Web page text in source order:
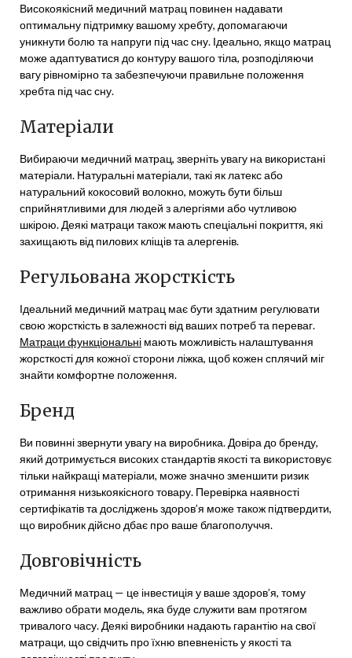
Високоякісний медичний матрац повинен надавати
оптимальну підтримку вашому хребту, допомагаючи
уникнути болю та напруги під час сну. Ідеально, якщо матрац
може адаптуватися до контуру вашого тіла, розподіляючи
вагу рівномірно та забезпечуючи правильне положення
хребта під час сну.
Матеріали
Вибираючи медичний матрац, зверніть увагу на використані
матеріали. Натуральні матеріали, такі як латекс або
натуральний кокосовий волокно, можуть бути більш
сприйнятливими для людей з алергіями або чутливою
шкірою. Деякі матраци також мають спеціальні покриття, які
захищають від пилових кліщів та алергенів.
Регульована жорсткість
Ідеальний медичний матрац має бути здатним регулювати
свою жорсткість в залежності від ваших потреб та переваг.
Матраци функціональні мають можливість налаштування
жорсткості для кожної сторони ліжка, щоб кожен сплячий міг
знайти комфортне положення.
Бренд
Ви повинні звернути увагу на виробника. Довіра до бренду,
який дотримується високих стандартів якості та використовує
тільки найкращі матеріали, може значно зменшити ризик
отримання низькоякісного товару. Перевірка наявності
сертифікатів та досліджень здоров’я може також підтвердити,
що виробник дійсно дбає про ваше благополуччя.
Довговічність
Медичний матрац — це інвестиція у ваше здоров’я, тому
важливо обрати модель, яка буде служити вам протягом
тривалого часу. Деякі виробники надають гарантію на свої
матраци, що свідчить про їхню впевненість у якості та